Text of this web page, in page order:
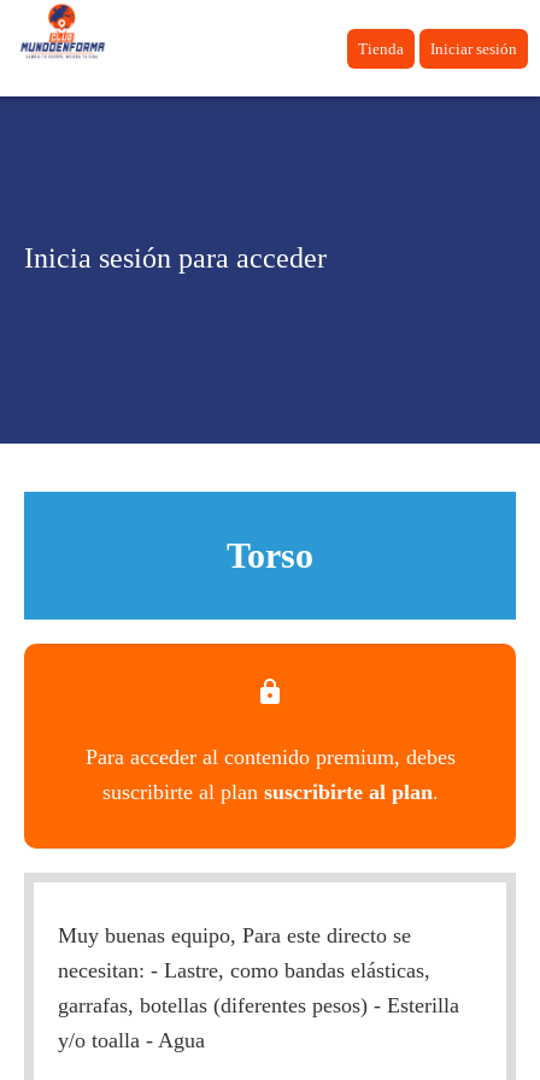
Tienda Iniciar sesión
Inicia sesión para acceder
Torso
Para acceder al contenido premium, debes
suscribirte al plan suscribirte al plan.
Muy buenas equipo, Para este directo se
necesitan: - Lastre, como bandas elásticas,
garrafas, botellas (diferentes pesos) - Esterilla
y/o toalla - Agua